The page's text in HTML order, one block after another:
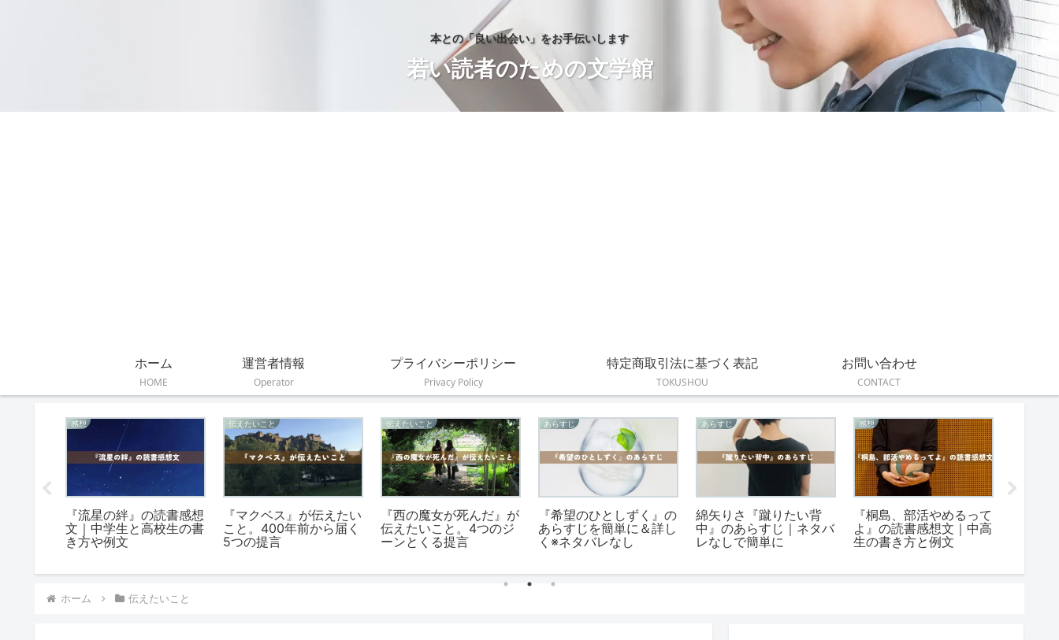
本との「良い出会い」をお手伝いします
若い読者のための文学館
ホーム
HOME
運営者情報
Operator
プライバシーポリシー
Privacy Policy
特定商取引法に基づく表記
TOKUSHOU
お問い合わせ
CONTACT
感想
『きみの鐘が鳴る』読書
感想文の書き方｜小学
生・中学生の例文
感想
『くらべてわかる地球の
こと』の読書感想文の書
き方＆例文
感想
『先生、感想文、書けま
せん！』の読書感想文の
書き方と例文
感想
『青空のむこう』読書感
想文の例文と書き方【小
中高生向け】
感想
『山椒魚』の面白いとこ
ろ！90年以上愛される4
つの名場面
あらすじ
『走れメロス』のあらす
じを短く簡単＆簡潔に！
100～600文字
ホーム 伝えたいこと